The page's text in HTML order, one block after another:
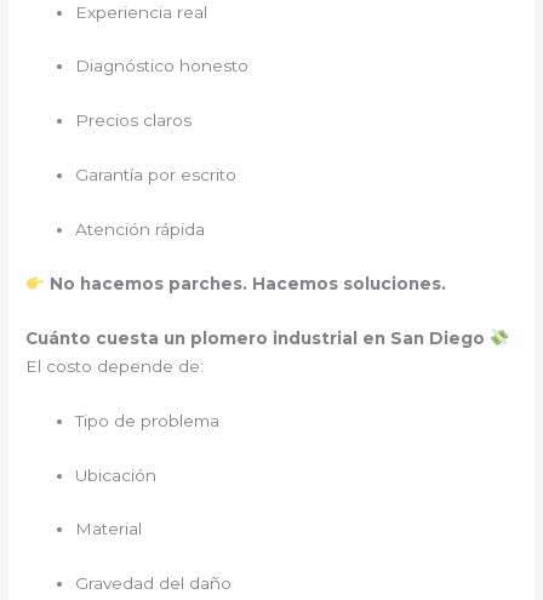
Experiencia real
Diagnóstico honesto
Precios claros
Garantía por escrito
Atención rápida
No hacemos parches. Hacemos soluciones.
Cuánto cuesta un plomero industrial en San Diego
El costo depende de:
Tipo de problema
Ubicación
Material
Gravedad del daño